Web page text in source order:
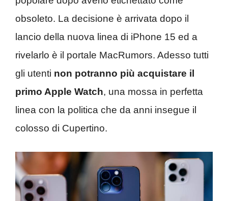
obsoleto. La decisione è arrivata dopo il
lancio della nuova linea di iPhone 15 ed a
rivelarlo è il portale MacRumors. Adesso tutti
gli utenti non potranno più acquistare il
primo Apple Watch, una mossa in perfetta
linea con la politica che da anni insegue il
colosso di Cupertino.